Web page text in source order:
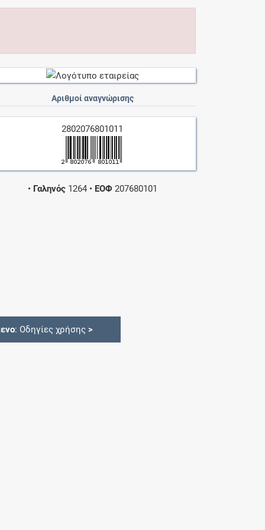
Αριθμοί αναγνώρισης
2802076801011
• Γαληνός1264 • ΕΟΦ 207680101
: Οδηγίες χρήσης >